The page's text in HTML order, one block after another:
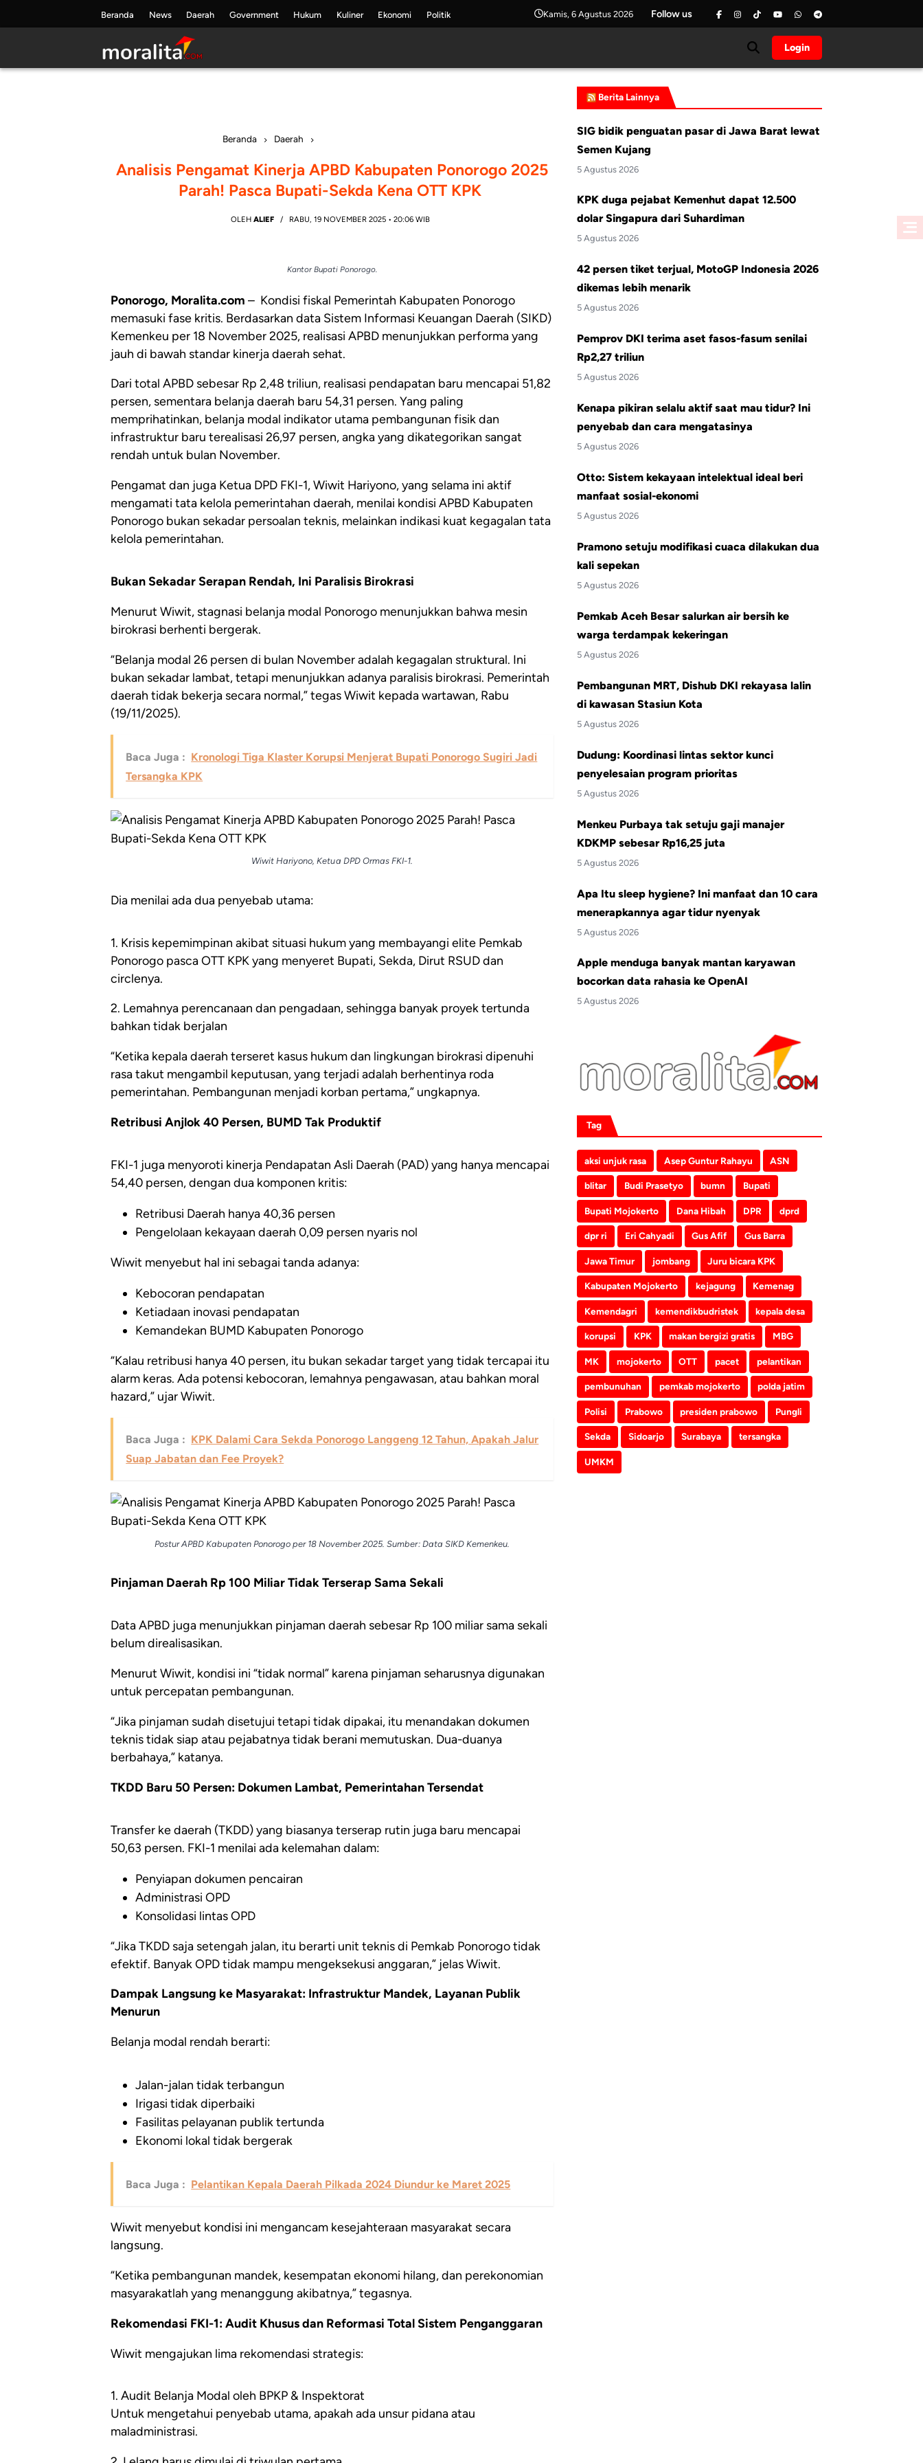
to
Beranda News Daerah Government Hukum Kuliner Ekonomi Politik Kamis, 6 Agustus 2026 Follow us
Login
Beranda Daerah
Analisis Pengamat Kinerja APBD Kabupaten Ponorogo 2025
Parah! Pasca Bupati-Sekda Kena OTT KPK
OLEH ALIEF RABU, 19 NOVEMBER 2025 • 20:06 WIB
Kantor Bupati Ponorogo.
Ponorogo, Moralita.com – Kondisi fiskal Pemerintah Kabupaten Ponorogo
memasuki fase kritis. Berdasarkan data Sistem Informasi Keuangan Daerah (SIKD)
Kemenkeu per 18 November 2025, realisasi APBD menunjukkan performa yang
jauh di bawah standar kinerja daerah sehat.
Dari total APBD sebesar Rp 2,48 triliun, realisasi pendapatan baru mencapai 51,82
persen, sementara belanja daerah baru 54,31 persen. Yang paling
memprihatinkan, belanja modal indikator utama pembangunan fisik dan
infrastruktur baru terealisasi 26,97 persen, angka yang dikategorikan sangat
rendah untuk bulan November.
Pengamat dan juga Ketua DPD FKI-1, Wiwit Hariyono, yang selama ini aktif
mengamati tata kelola pemerintahan daerah, menilai kondisi APBD Kabupaten
Ponorogo bukan sekadar persoalan teknis, melainkan indikasi kuat kegagalan tata
kelola pemerintahan.
Bukan Sekadar Serapan Rendah, Ini Paralisis Birokrasi
Menurut Wiwit, stagnasi belanja modal Ponorogo menunjukkan bahwa mesin
birokrasi berhenti bergerak.
“Belanja modal 26 persen di bulan November adalah kegagalan struktural. Ini
bukan sekadar lambat, tetapi menunjukkan adanya paralisis birokrasi. Pemerintah
daerah tidak bekerja secara normal,” tegas Wiwit kepada wartawan, Rabu
(19/11/2025).
Baca Juga : Kronologi Tiga Klaster Korupsi Menjerat Bupati Ponorogo Sugiri Jadi
Tersangka KPK
Wiwit Hariyono, Ketua DPD Ormas FKI-1.
Dia menilai ada dua penyebab utama:
1. Krisis kepemimpinan akibat situasi hukum yang membayangi elite Pemkab
Ponorogo pasca OTT KPK yang menyeret Bupati, Sekda, Dirut RSUD dan
circlenya.
2. Lemahnya perencanaan dan pengadaan, sehingga banyak proyek tertunda
bahkan tidak berjalan
“Ketika kepala daerah terseret kasus hukum dan lingkungan birokrasi dipenuhi
rasa takut mengambil keputusan, yang terjadi adalah berhentinya roda
pemerintahan. Pembangunan menjadi korban pertama,” ungkapnya.
Retribusi Anjlok 40 Persen, BUMD Tak Produktif
FKI-1 juga menyoroti kinerja Pendapatan Asli Daerah (PAD) yang hanya mencapai
54,40 persen, dengan dua komponen kritis:
Retribusi Daerah hanya 40,36 persen
Pengelolaan kekayaan daerah 0,09 persen nyaris nol
Wiwit menyebut hal ini sebagai tanda adanya:
Kebocoran pendapatan
Ketiadaan inovasi pendapatan
Kemandekan BUMD Kabupaten Ponorogo
“Kalau retribusi hanya 40 persen, itu bukan sekadar target yang tidak tercapai itu
alarm keras. Ada potensi kebocoran, lemahnya pengawasan, atau bahkan moral
hazard,” ujar Wiwit.
Baca Juga : KPK Dalami Cara Sekda Ponorogo Langgeng 12 Tahun, Apakah Jalur
Suap Jabatan dan Fee Proyek?
Postur APBD Kabupaten Ponorogo per 18 November 2025. Sumber: Data SIKD Kemenkeu.
Pinjaman Daerah Rp 100 Miliar Tidak Terserap Sama Sekali
Data APBD juga menunjukkan pinjaman daerah sebesar Rp 100 miliar sama sekali
belum direalisasikan.
Menurut Wiwit, kondisi ini “tidak normal” karena pinjaman seharusnya digunakan
untuk percepatan pembangunan.
“Jika pinjaman sudah disetujui tetapi tidak dipakai, itu menandakan dokumen
teknis tidak siap atau pejabatnya tidak berani memutuskan. Dua-duanya
berbahaya,” katanya.
TKDD Baru 50 Persen: Dokumen Lambat, Pemerintahan Tersendat
Transfer ke daerah (TKDD) yang biasanya terserap rutin juga baru mencapai
50,63 persen. FKI-1 menilai ada kelemahan dalam:
Penyiapan dokumen pencairan
Administrasi OPD
Konsolidasi lintas OPD
“Jika TKDD saja setengah jalan, itu berarti unit teknis di Pemkab Ponorogo tidak
efektif. Banyak OPD tidak mampu mengeksekusi anggaran,” jelas Wiwit.
Dampak Langsung ke Masyarakat: Infrastruktur Mandek, Layanan Publik
Menurun
Belanja modal rendah berarti:
Jalan-jalan tidak terbangun
Irigasi tidak diperbaiki
Fasilitas pelayanan publik tertunda
Ekonomi lokal tidak bergerak
Baca Juga : Pelantikan Kepala Daerah Pilkada 2024 Diundur ke Maret 2025
Wiwit menyebut kondisi ini mengancam kesejahteraan masyarakat secara
langsung.
“Ketika pembangunan mandek, kesempatan ekonomi hilang, dan perekonomian
masyarakatlah yang menanggung akibatnya,” tegasnya.
Rekomendasi FKI-1: Audit Khusus dan Reformasi Total Sistem Penganggaran
Wiwit mengajukan lima rekomendasi strategis:
1. Audit Belanja Modal oleh BPKP & Inspektorat
Untuk mengetahui penyebab utama, apakah ada unsur pidana atau
maladministrasi.
Berita Lainnya
SIG bidik penguatan pasar di Jawa Barat lewat
Semen Kujang
5 Agustus 2026
KPK duga pejabat Kemenhut dapat 12.500
dolar Singapura dari Suhardiman
5 Agustus 2026
42 persen tiket terjual, MotoGP Indonesia 2026
dikemas lebih menarik
5 Agustus 2026
Pemprov DKI terima aset fasos-fasum senilai
Rp2,27 triliun
5 Agustus 2026
Kenapa pikiran selalu aktif saat mau tidur? Ini
penyebab dan cara mengatasinya
5 Agustus 2026
Otto: Sistem kekayaan intelektual ideal beri
manfaat sosial-ekonomi
5 Agustus 2026
Pramono setuju modifikasi cuaca dilakukan dua
kali sepekan
5 Agustus 2026
Pemkab Aceh Besar salurkan air bersih ke
warga terdampak kekeringan
5 Agustus 2026
Pembangunan MRT, Dishub DKI rekayasa lalin
di kawasan Stasiun Kota
5 Agustus 2026
Dudung: Koordinasi lintas sektor kunci
penyelesaian program prioritas
5 Agustus 2026
Menkeu Purbaya tak setuju gaji manajer
KDKMP sebesar Rp16,25 juta
5 Agustus 2026
Apa Itu sleep hygiene? Ini manfaat dan 10 cara
menerapkannya agar tidur nyenyak
5 Agustus 2026
Apple menduga banyak mantan karyawan
bocorkan data rahasia ke OpenAI
5 Agustus 2026
Tag
aksi unjuk rasa Asep Guntur Rahayu ASN
blitar Budi Prasetyo bumn Bupati
Bupati Mojokerto Dana Hibah DPR dprd
dpr ri Eri Cahyadi Gus Afif Gus Barra
Jawa Timur jombang Juru bicara KPK
Kabupaten Mojokerto kejagung Kemenag
Kemendagri kemendikbudristek kepala desa
korupsi KPK makan bergizi gratis MBG
MK mojokerto OTT pacet pelantikan
pembunuhan pemkab mojokerto polda jatim
Polisi Prabowo presiden prabowo Pungli
Sekda Sidoarjo Surabaya tersangka
UMKM